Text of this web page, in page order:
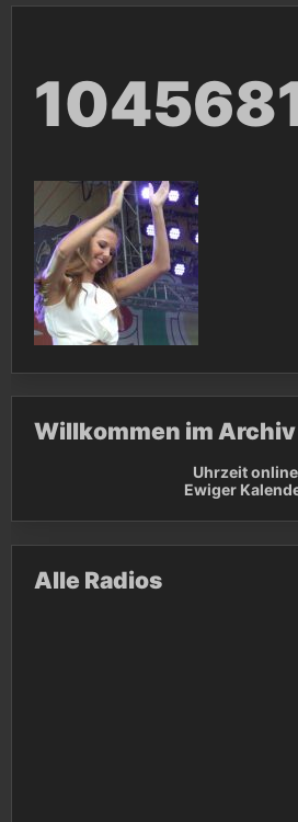
Willkommen im Archiv
Uhrzeit online
Ewiger
Alle Radios